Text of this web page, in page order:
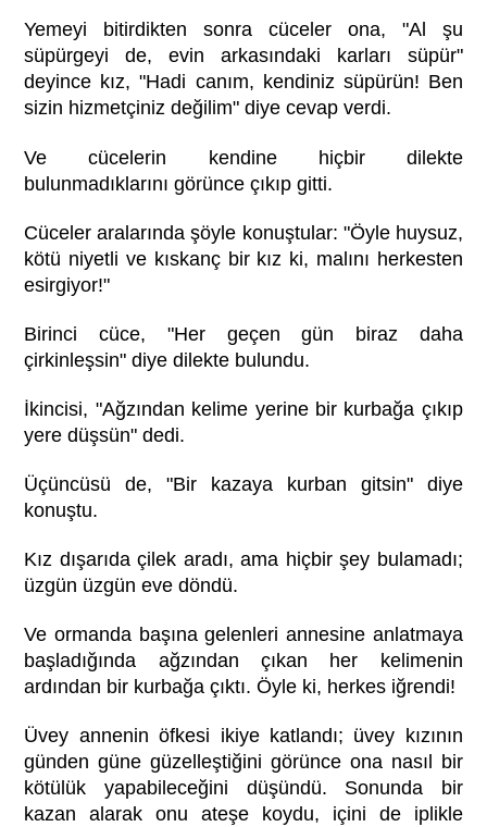
Yemeyi bitirdikten sonra cüceler ona, "Al şu
süpürgeyi de, evin arkasındaki karları süpür"
deyince kız, "Hadi canım, kendiniz süpürün! Ben
sizin hizmetçiniz değilim" diye cevap verdi.
Ve cücelerin kendine hiçbir dilekte
bulunmadıklarını görünce çıkıp gitti.
Cüceler aralarında şöyle konuştular: "Öyle huysuz,
kötü niyetli ve kıskanç bir kız ki, malını herkesten
esirgiyor!"
Birinci cüce, "Her geçen gün biraz daha
çirkinleşsin" diye dilekte bulundu.
İkincisi, "Ağzından kelime yerine bir kurbağa çıkıp
yere düşsün" dedi.
Üçüncüsü de, "Bir kazaya kurban gitsin" diye
konuştu.
Kız dışarıda çilek aradı, ama hiçbir şey bulamadı;
üzgün üzgün eve döndü.
Ve ormanda başına gelenleri annesine anlatmaya
başladığında ağzından çıkan her kelimenin
ardından bir kurbağa çıktı. Öyle ki, herkes iğrendi!
Üvey annenin öfkesi ikiye katlandı; üvey kızının
günden güne güzelleştiğini görünce ona nasıl bir
kötülük yapabileceğini düşündü. Sonunda bir
kazan alarak onu ateşe koydu, içini de iplikle